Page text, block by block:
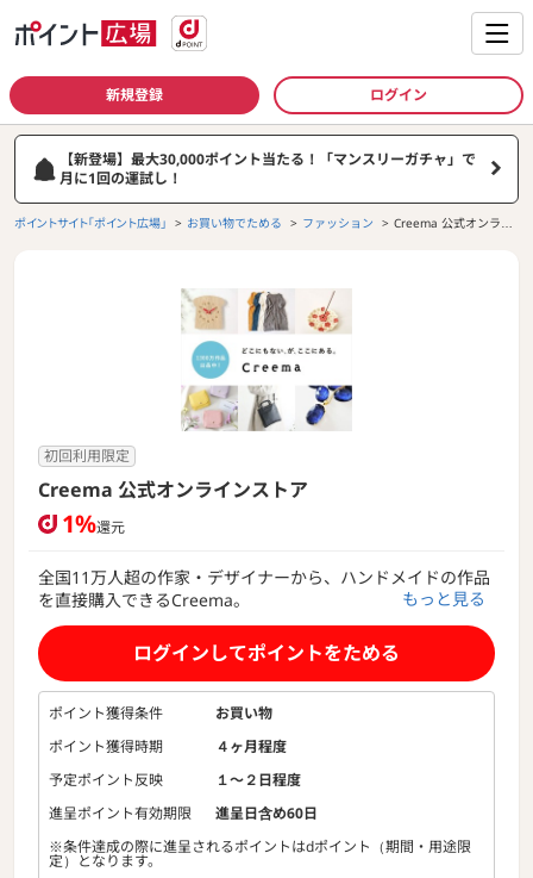
新規登録 ログイン
【新登場】最大30,000ポイント当たる！「マンスリーガチャ」で
月に1回の運試し！
ポイントサイト「ポイント広場」 お買い物でためる ファッション
Creema 公式オンライ
初回利用限定
Creema 公式オンラインストア
1%還元
全国11万人超の作家・デザイナーから、ハンドメイドの作品
を直接購入できるCreema。
アクセサリー・バッグ・財布・インテリア雑貨・iPhone/ス
マホケースなどをはじめとする、500万点以上の一点物アイ
テムが出品中!
クリエイターのアイデアと技術がこめられた、ユニークで魅
力あふれる手作りの品々が日本中から集まっています。
デザイン性が高く、思いのこもった世界でひとつの作品は、
大切な人へのプレゼントにも最適です。
もっと見る
ログインしてポイントをためる
ポイント獲得条件
お買い物
ポイント獲得時期
４ヶ月程度
予定ポイント反映
１〜２日程度
進呈ポイント有効期限
進呈日含め60日
※条件達成の際に進呈されるポイントはdポイント（期間・用途限
定）となります。